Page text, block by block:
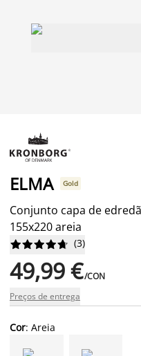
ELMA Gold
Conjunto capa de
155x220 areia





 (3)
49,99 €/CON
Preços de entrega
Cor: Areia